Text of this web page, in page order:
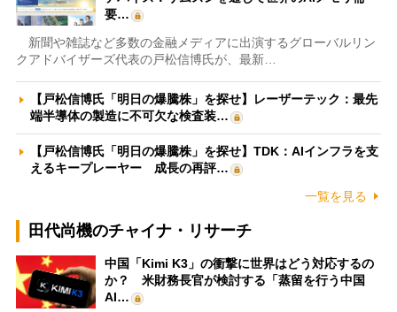
要…
新聞や雑誌など多数の金融メディアに出演するグローバルリン
クアドバイザーズ代表の戸松信博氏が、最新…
【戸松信博氏「明日の爆騰株」を探せ】レーザーテック：最先
端半導体の製造に不可欠な検査装…
【戸松信博氏「明日の爆騰株」を探せ】TDK：AIインフラを支
えるキープレーヤー 成長の再評…
一覧を見る
田代尚機のチャイナ・リサーチ
中国「Kimi K3」の衝撃に世界はどう対応するの
か？ 米財務長官が検討する「蒸留を行う中国
AI…